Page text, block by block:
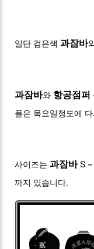
일단 검은색과잠바
과잠바와 항공점퍼
플은 목요일정도에
사이즈는과잠바 S
까지 있습니다.